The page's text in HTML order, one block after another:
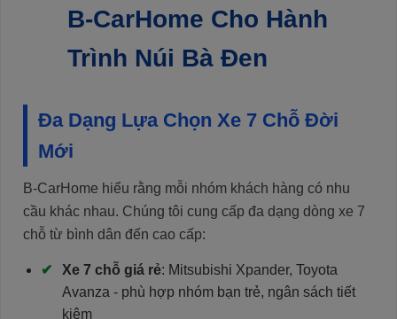
B-CarHome Cho Hành
Trình Núi Bà Đen
Đa Dạng Lựa Chọn Xe 7 Chỗ Đời
Mới
B-CarHome hiểu rằng mỗi nhóm khách hàng có nhu
cầu khác nhau. Chúng tôi cung cấp đa dạng dòng xe 7
chỗ từ bình dân đến cao cấp:
Xe 7 chỗ giá rẻ: Mitsubishi Xpander, Toyota
Avanza - phù hợp nhóm bạn trẻ, ngân sách tiết
kiệm